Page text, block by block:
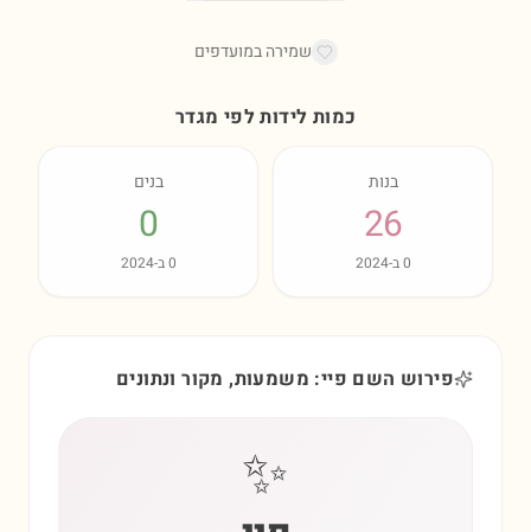
שמירה במועדפים
כמות לידות לפי מגדר
בנות
26
0ב-2024
בנים
0
0ב-2024
פירוש השם פיי: משמעות, מקור ונתונים
✨